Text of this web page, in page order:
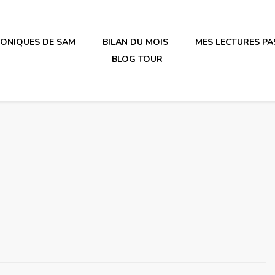
en plastique
DE SAM BILAN DU MOIS
MES LECTURES
BLOG TOUR